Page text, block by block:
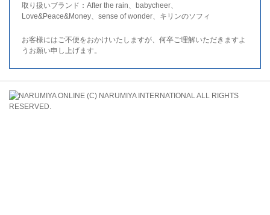
取り扱いブランド：After the rain、babycheer、
Love&Peace&Money、sense of wonder、キリンのソフィ
お客様にはご不便をおかけいたしますが、何卒ご理解いただきますよ
うお願い申し上げます。